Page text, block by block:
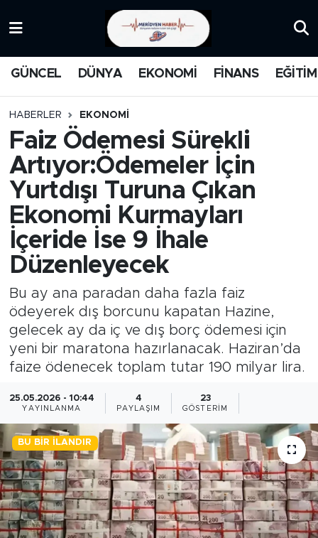
GÜNCEL DÜNYA EKONOMİ FİNANS EĞİTİM
HABERLER EKONOMİ
Faiz Ödemesi Sürekli
Artıyor:Ödemeler İçin
Yurtdışı Turuna Çıkan
Ekonomi Kurmayları
İçeride İse 9 İhale
Düzenleyecek
Bu ay ana paradan daha fazla faiz
ödeyerek dış borcunu kapatan Hazine,
gelecek ay da iç ve dış borç ödemesi için
yeni bir maratona hazırlanacak. Haziran’da
faize ödenecek toplam tutar 190 milyar lira.
25.05.2026 - 10:44
YAYINLANMA
4
PAYLAŞIM
23
GÖSTERIM
BU BIR İLANDIR
MANŞET
MEDYA
FİNANS
DÜNYA
GÜNCEL
KARİKATÜR
BİLİM-TEKNOLOJİ
NOSTALJİ
KULİS
YAZARLAR
İstanbul Namaz Vakitleri
Trafik Durumu
Süper Lig Puan Durumu ve Fikstür
Tüm Manşetler
Son Dakika Haberleri
Haber Arşivi